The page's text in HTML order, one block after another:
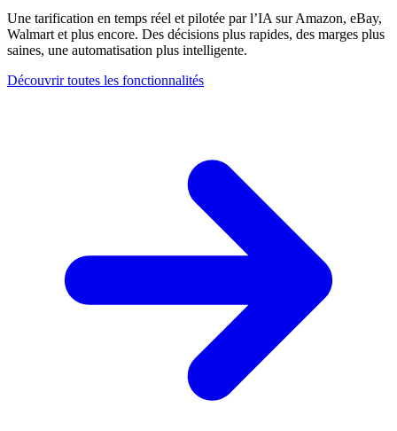
Une tarification en temps réel et pilotée par l’IA sur Amazon, eBay,
Walmart et plus encore. Des décisions plus rapides, des marges plus
saines, une automatisation plus intelligente.
Découvrir toutes les fonctionnalités